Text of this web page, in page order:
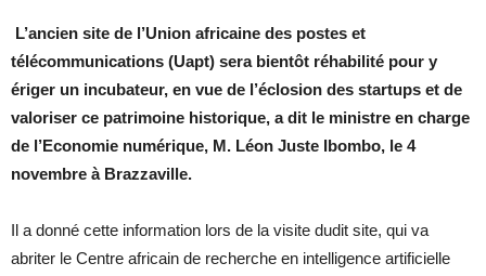
L’ancien site de l’Union africaine des postes et
télécommunications (Uapt) sera bientôt réhabilité pour y
ériger un incubateur, en vue de l’éclosion des startups et de
valoriser ce patrimoine historique, a dit le ministre en charge
de l’Economie numérique, M. Léon Juste Ibombo, le 4
novembre à Brazzaville.
Il a donné cette information lors de la visite dudit site, qui va
abriter le Centre africain de recherche en intelligence artificielle